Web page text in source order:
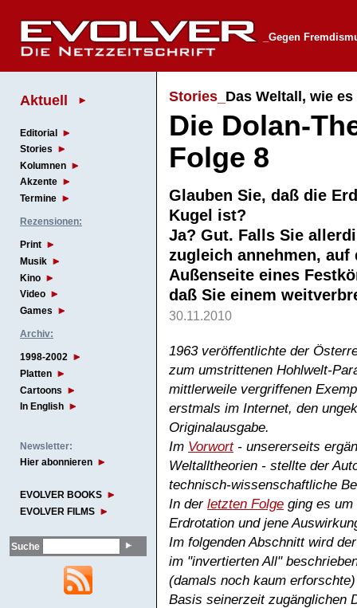
_Gegen
Aktuell
Editorial
Stories
Kolumnen
Akzente
Termine
Rezensionen:
Print
Musik
Kino
Video
Games
Archiv:
1998-2002
Platten
Cartoons
In English
Newsletter:
Hier abonnieren
EVOLVER BOOKS
EVOLVER FILMS
Suche
Stories_ Das Weltall, wie
Die Dolan-
Folge 8
Glauben Sie, daß die
Kugel ist?
Ja? Gut. Falls Sie
zugleich annehmen, auf
Außenseite eines
daß Sie einem
30.11.2010
1963 veröffentlichte der
zum umstrittenen Hohlwelt-
mittlerweile vergriffenen
erstmals im Internet, den
Originalausgabe.
Im Vorwort- unsererseits
Weltalltheorien - stellte der
technisch-wissenschaftliche
In der letzten Folge ging es um
Erdrotation und jene
Im folgenden Abschnitt wird
im "invertierten All"
(damals noch kaum
Basis seinerzeit zugänglichen